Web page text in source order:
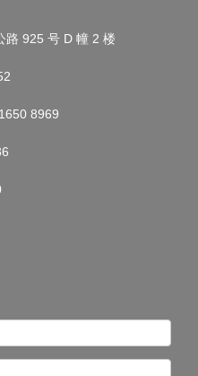
路 925 号 D 幢 2 楼
8969